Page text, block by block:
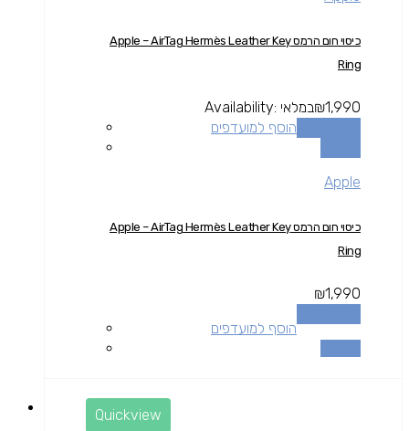
כיסוי חום הרמס Apple – AirTag Hermès Leather Key
Ring
₪1,990
Availability: במלאי
הוסף למועדפים
Apple
כיסוי חום הרמס Apple – AirTag Hermès Leather Key
Ring
₪1,990
הוסף למועדפים
Quickview